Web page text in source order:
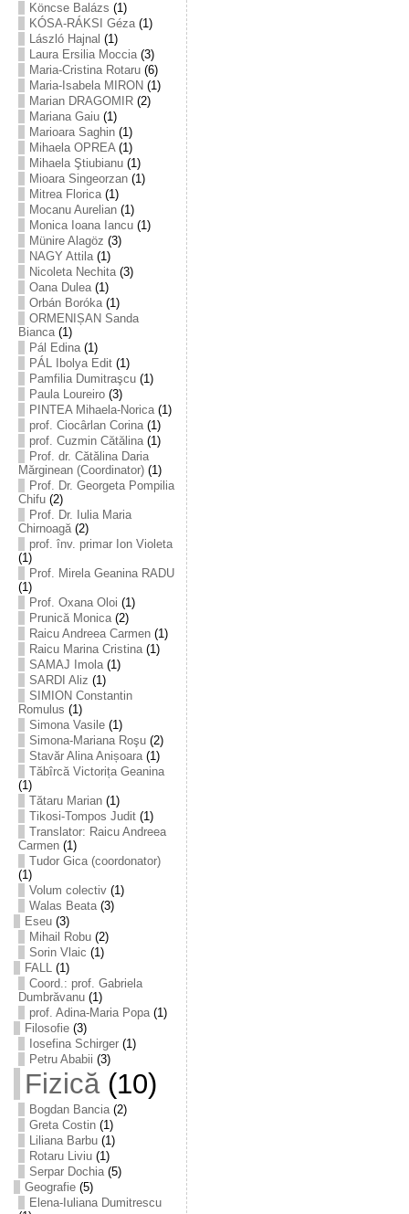
Köncse Balázs (1)
KÓSA-RÁKSI Géza(1)
László Hajnal (1)
Laura Ersilia Moccia(3)
Maria-Cristina Rotaru(6)
Maria-Isabela MIRON (1)
Marian DRAGOMIR(2)
Mariana Gaiu(1)
Marioara Saghin(1)
Mihaela OPREA(1)
Mihaela Ştiubianu(1)
Mioara Singeorzan(1)
Mitrea Florica(1)
Mocanu Aurelian(1)
Monica Ioana Iancu(1)
Münire Alagöz (3)
NAGY Attila(1)
Nicoleta Nechita(3)
Oana Dulea(1)
Orbán Boróka(1)
ORMENIȘAN Sanda
Bianca(1)
Pál Edina(1)
PÁL Ibolya Edit(1)
Pamfilia Dumitraşcu(1)
Paula Loureiro(3)
PINTEA Mihaela-Norica(1)
prof. Ciocârlan Corina(1)
prof. Cuzmin Cătălina(1)
Prof. dr. Cătălina Daria
Mărginean (Coordinator)(1)
Prof. Dr. Georgeta Pompilia
Chifu(2)
Prof. Dr. Iulia Maria
Chirnoagă(2)
prof. înv. primar Ion Violeta
(1)
Prof. Mirela Geanina RADU
(1)
Prof. Oxana Oloi (1)
Prunică Monica(2)
Raicu Andreea Carmen(1)
Raicu Marina Cristina(1)
SAMAJ Imola(1)
SARDI Aliz (1)
SIMION Constantin
Romulus (1)
Simona Vasile(1)
Simona-Mariana Roşu(2)
Stavăr Alina Anișoara(1)
Tăbîrcă Victorița Geanina
(1)
Tătaru Marian(1)
Tikosi-Tompos Judit(1)
Translator: Raicu Andreea
Carmen(1)
Tudor Gica (coordonator)
(1)
Volum colectiv(1)
Walas Beata(3)
Eseu(3)
Mihail Robu(2)
Sorin Vlaic (1)
FALL(1)
Coord.: prof. Gabriela
Dumbrăvanu(1)
prof. Adina-Maria Popa(1)
Filosofie(3)
Iosefina Schirger(1)
Petru Ababii (3)
Fizică(10)
Bogdan Bancia(2)
Greta Costin(1)
Liliana Barbu(1)
Rotaru Liviu(1)
Serpar Dochia(5)
Geografie(5)
Elena-Iuliana Dumitrescu